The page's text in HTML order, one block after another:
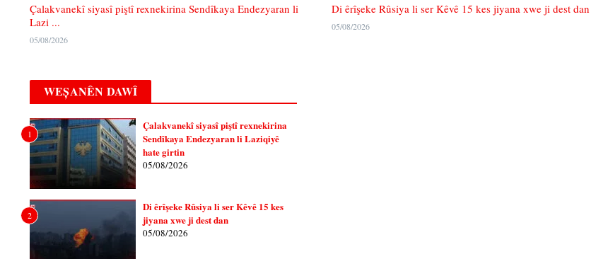
Çalakvanekî siyasî piştî rexnekirina Sendîkaya Endezyaran li
Lazi ...
05/08/2026
Di êrîşeke Rûsiya li ser Kêvê 15 kes jiyana xwe ji dest dan
05/08/2026
WEȘANÊN DAWÎ
1
Çalakvanekî siyasî piştî rexnekirina
Sendîkaya Endezyaran li Laziqiyê
hate girtin
05/08/2026
2
Di êrîşeke Rûsiya li ser Kêvê 15 kes
jiyana xwe ji dest dan
05/08/2026